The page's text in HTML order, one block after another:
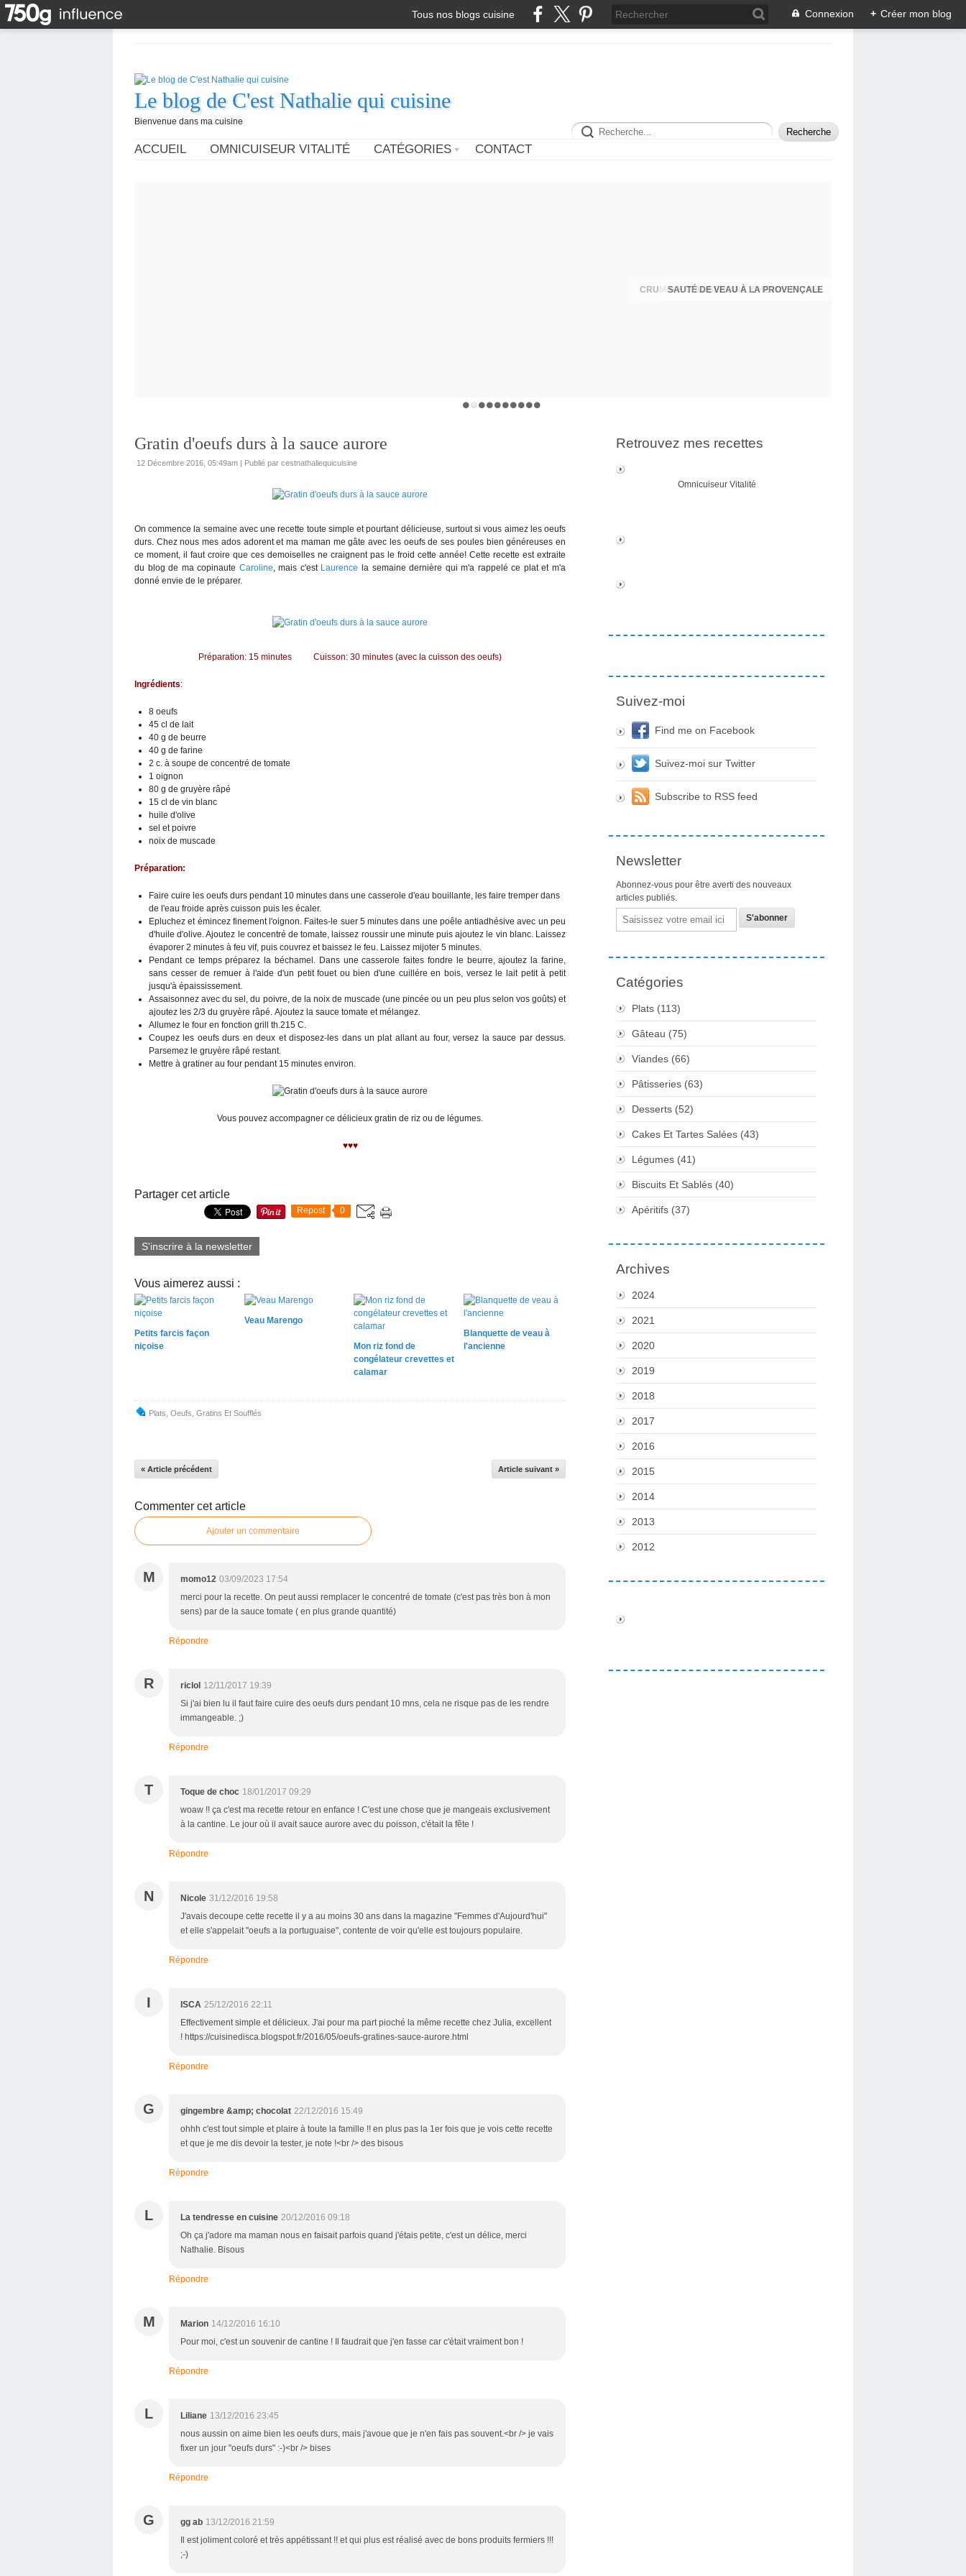
Tous nos blogs cuisine Connexion + Créer mon blog
Le blog de C'est Nathalie qui cuisine
Bienvenue dans ma cuisine
ACCUEIL OMNICUISEUR VITALITÉ CATÉGORIES CONTACT
SAUTÉ DE VEAU À LA PROVENÇALE
Gratin d'oeufs durs à la sauce aurore
12 Décembre 2016, 05:49am | Publié par cestnathaliequicuisine
On commence la semaine avec une recette toute simple et pourtant délicieuse, surtout si vous aimez les oeufs
durs. Chez nous mes ados adorent et ma maman me gâte avec les oeufs de ses poules bien généreuses en
ce moment, il faut croire que ces demoiselles ne craignent pas le froid cette année! Cette recette est extraite
du blog de ma copinaute Caroline, mais c'est Laurencela semaine dernière qui m'a rappelé ce plat et m'a
donné envie de le préparer.
Préparation: 15 minutes Cuisson: 30 minutes (avec la cuisson des oeufs)
Ingrédients:
8 oeufs
45 cl de lait
40 g de beurre
40 g de farine
2 c. à soupe de concentré de tomate
1 oignon
80 g de gruyère râpé
15 cl de vin blanc
huile d'olive
sel et poivre
noix de muscade
Préparation:
Faire cuire les oeufs durs pendant 10 minutes dans une casserole d'eau bouillante, les faire tremper dans
de l'eau froide après cuisson puis les écaler.
Epluchez et émincez finement l'oignon. Faites-le suer 5 minutes dans une poêle antiadhésive avec un peu
d'huile d'olive. Ajoutez le concentré de tomate, laissez roussir une minute puis ajoutez le vin blanc. Laissez
évaporer 2 minutes à feu vif, puis couvrez et baissez le feu. Laissez mijoter 5 minutes.
Pendant ce temps préparez la béchamel. Dans une casserole faites fondre le beurre, ajoutez la farine,
sans cesser de remuer à l'aide d'un petit fouet ou bien d'une cuillére en bois, versez le lait petit à petit
jusqu'à épaississement.
Assaisonnez avec du sel, du poivre, de la noix de muscade (une pincée ou un peu plus selon vos goûts) et
ajoutez les 2/3 du gruyère râpé. Ajoutez la sauce tomate et mélangez.
Allumez le four en fonction grill th.215 C.
Coupez les oeufs durs en deux et disposez-les dans un plat allant au four, versez la sauce par dessus.
Parsemez le gruyère râpé restant.
Mettre à gratiner au four pendant 15 minutes environ.
Vous pouvez accompagner ce délicieux gratin de riz ou de légumes.
♥♥♥
Partager cet article
Repost 0
S'inscrire à la newsletter
Vous aimerez aussi :
Petits farcis façon
niçoise
Veau Marengo
Mon riz fond de
congélateur crevettes et
calamar
Blanquette de veau à
l'ancienne
Plats Oeufs Gratins Et Soufflés
« Article précédent Article suivant »
Commenter cet article
Ajouter un commentaire
M momo12 03/09/2023 17:54
merci pour la recette. On peut aussi remplacer le concentré de tomate (c'est pas très bon à mon
sens) par de la sauce tomate ( en plus grande quantité)
Répondre
R riclol 12/11/2017 19:39
Si j'ai bien lu il faut faire cuire des oeufs durs pendant 10 mns, cela ne risque pas de les rendre
immangeable. ;)
Répondre
T Toque de choc 18/01/2017 09:29
woaw !! ça c'est ma recette retour en enfance ! C'est une chose que je mangeais exclusivement
à la cantine. Le jour où il avait sauce aurore avec du poisson, c'était la fête !
Répondre
N Nicole 31/12/2016 19:58
J'avais decoupe cette recette il y a au moins 30 ans dans la magazine "Femmes d'Aujourd'hui"
et elle s'appelait "oeufs a la portuguaise", contente de voir qu'elle est toujours populaire.
Répondre
I ISCA 25/12/2016 22:11
Effectivement simple et délicieux. J'ai pour ma part pioché la même recette chez Julia, excellent
! https://cuisinedisca.blogspot.fr/2016/05/oeufs-gratines-sauce-aurore.html
Répondre
G gingembre &amp; chocolat 22/12/2016 15:49
ohhh c'est tout simple et plaire à toute la famille !! en plus pas la 1er fois que je vois cette recette
et que je me dis devoir la tester, je note !<br /> des bisous
Répondre
L La tendresse en cuisine 20/12/2016 09:18
Oh ça j'adore ma maman nous en faisait parfois quand j'étais petite, c'est un délice, merci
Nathalie. Bisous
Répondre
M Marion 14/12/2016 16:10
Pour moi, c'est un souvenir de cantine ! Il faudrait que j'en fasse car c'était vraiment bon !
Répondre
L Liliane 13/12/2016 23:45
nous aussin on aime bien les oeufs durs, mais j'avoue que je n'en fais pas souvent.<br /> je vais
fixer un jour "oeufs durs" :-)<br /> bises
Répondre
G gg ab 13/12/2016 21:59
Il est joliment coloré et très appétissant !! et qui plus est réalisé avec de bons produits fermiers !!!
;-)
Retrouvez mes recettes
Omnicuiseur Vitalité
Suivez-moi
Find me on Facebook
Suivez-moi sur Twitter
Subscribe to RSS feed
Newsletter
Abonnez-vous pour être averti des nouveaux
articles publiés.
Email
Catégories
Plats (113)
Gâteau (75)
Viandes (66)
Pâtisseries (63)
Desserts (52)
Cakes Et Tartes Salées (43)
Légumes (41)
Biscuits Et Sablés (40)
Apéritifs (37)
Archives
2024
2021
2020
2019
2018
2017
2016
2015
2014
2013
2012